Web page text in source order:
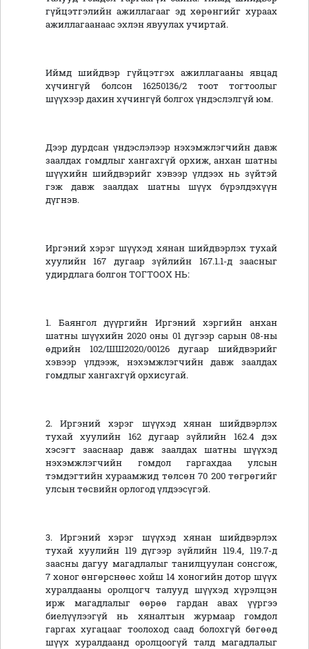
гүйцэтгэлийн ажиллагааг эд хөрөнгийг хураах
ажиллагаанаас эхлэн явуулах учиртай.
Иймд шийдвэр гүйцэтгэх ажиллагааны явцад
хүчингүй болсон 16250136/2 тоот тогтоолыг
шүүхээр дахин хүчингүй болгох үндэслэлгүй юм.
Дээр дурдсан үндэслэлээр нэхэмжлэгчийн давж
заалдах гомдлыг хангахгүй орхиж, анхан шатны
шүүхийн шийдвэрийг хэвээр үлдээх нь зүйтэй
гэж давж заалдах шатны шүүх бүрэлдэхүүн
дүгнэв.
Иргэний хэрэг шүүхэд хянан шийдвэрлэх тухай
хуулийн 167 дугаар зүйлийн 167.1.1-д заасныг
удирдлага болгон ТОГТООХ НЬ:
1. Баянгол дүүргийн Иргэний хэргийн анхан
шатны шүүхийн 2020 оны 01 дүгээр сарын 08-ны
өдрийн 102/ШШ2020/00126 дугаар шийдвэрийг
хэвээр үлдээж, нэхэмжлэгчийн давж заалдах
гомдлыг хангахгүй орхисугай.
2. Иргэний хэрэг шүүхэд хянан шийдвэрлэх
тухай хуулийн 162 дугаар зүйлийн 162.4 дэх
хэсэгт зааснаар давж заалдах шатны шүүхэд
нэхэмжлэгчийн гомдол гаргахдаа улсын
тэмдэгтийн хураамжид төлсөн 70 200 төгрөгийг
улсын төсвийн орлогод үлдээсүгэй.
3. Иргэний хэрэг шүүхэд хянан шийдвэрлэх
тухай хуулийн 119 дүгээр зүйлийн 119.4, 119.7-д
заасны дагуу магадлалыг танилцуулан сонсгож,
7 хоног өнгөрснөөс хойш 14 хоногийн дотор шүүх
хуралдааны оролцогч талууд шүүхэд хүрэлцэн
ирж магадлалыг өөрөө гардан авах үүргээ
биелүүлээгүй нь хяналтын журмаар гомдол
гаргах хугацааг тоолоход саад болохгүй бөгөөд
шүүх хуралдаанд оролцоогүй талд магадлалыг